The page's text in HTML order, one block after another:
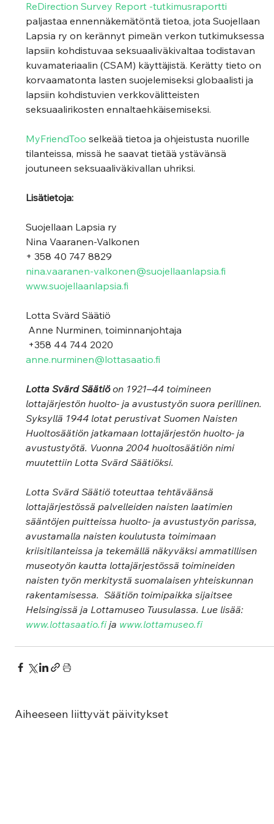
ReDirection Survey Report -tutkimusraportti
paljastaa ennennäkemätöntä tietoa, jota Suojellaan
Lapsia ry on kerännyt pimeän verkon tutkimuksessa
lapsiin kohdistuvaa seksuaaliväkivaltaa todistavan
kuvamateriaalin (CSAM) käyttäjistä. Kerätty tieto on
korvaamatonta lasten suojelemiseksi globaalisti ja
lapsiin kohdistuvien verkkovälitteisten
seksuaalirikosten ennaltaehkäisemiseksi.
MyFriendToo selkeää tietoa ja ohjeistusta nuorille
tilanteissa, missä he saavat tietää ystävänsä
joutuneen seksuaaliväkivallan uhriksi.
Lisätietoja:
Suojellaan Lapsia ry
Nina Vaaranen-Valkonen
+ 358 40 747 8829
nina.vaaranen-valkonen@suojellaanlapsia.fi
www.suojellaanlapsia.fi
Lotta Svärd Säätiö
Anne Nurminen, toiminnanjohtaja
+358 44 744 2020
anne.nurminen@lottasaatio.fi
Lotta Svärd Säätiö on 1921–44 toimineen
lottajärjestön huolto- ja avustustyön suora perillinen.
Syksyllä 1944 lotat perustivat Suomen Naisten
Huoltosäätiön jatkamaan lottajärjestön huolto- ja
avustustyötä. Vuonna 2004 huoltosäätiön nimi
muutettiin Lotta Svärd Säätiöksi.
Lotta Svärd Säätiö toteuttaa tehtäväänsä
lottajärjestössä palvelleiden naisten laatimien
sääntöjen puitteissa huolto- ja avustustyön parissa,
avustamalla naisten koulutusta toimimaan
kriisitilanteissa ja tekemällä näkyväksi ammatillisen
museotyön kautta lottajärjestössä toimineiden
naisten työn merkitystä suomalaisen yhteiskunnan
rakentamisessa.  Säätiön toimipaikka sijaitsee
Helsingissä ja Lottamuseo Tuusulassa. Lue lisää:
www.lottasaatio.fi ja www.lottamuseo.fi
Aiheeseen liittyvät päivitykset